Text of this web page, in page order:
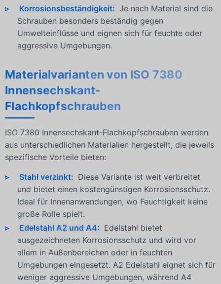
Korrosionsbeständigkeit: Je nach Material sind die
Schrauben besonders beständig gegen
Umwelteinflüsse und eignen sich für feuchte oder
aggressive Umgebungen.
Materialvarianten von ISO 7380
Innensechskant-
Flachkopfschrauben
ISO 7380 Innensechskant-Flachkopfschrauben werden
aus unterschiedlichen Materialien hergestellt, die jeweils
spezifische Vorteile bieten:
Stahl verzinkt: Diese Variante ist weit verbreitet
und bietet einen kostengünstigen Korrosionsschutz.
Ideal für Innenanwendungen, wo Feuchtigkeit keine
große Rolle spielt.
Edelstahl A2 und A4: Edelstahl bietet
ausgezeichneten Korrosionsschutz und wird vor
allem in Außenbereichen oder in feuchten
Umgebungen eingesetzt. A2 Edelstahl eignet sich für
weniger aggressive Umgebungen, während A4